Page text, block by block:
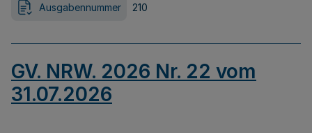
Ausgabennummer 210
GV. NRW. 2026 Nr. 22 vom
31.07.2026